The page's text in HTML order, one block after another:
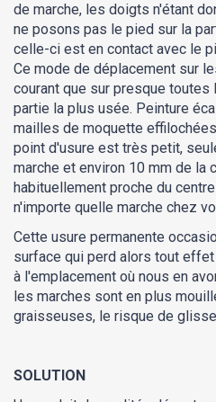
de marche, les doigts n'étant
ne posons pas le pied sur la
celle-ci est en contact avec le
Ce mode de déplacement sur
courant que sur presque
partie la plus usée. Peinture
mailles de moquette
point d'usure est très petit,
marche et environ 10 mm de la
habituellement proche du
n'importe quelle marche chez
Cette usure permanente
surface qui perd alors tout
à l'emplacement où nous en
les marches sont en plus
graisseuses, le risque de
SOLUTION